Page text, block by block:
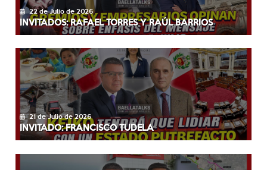
22 de Julio de 2026
INVITADOS: RAFAEL TORRES Y RAÚL BARRIOS
21 de Julio de 2026
INVITADO: FRANCISCO TUDELA